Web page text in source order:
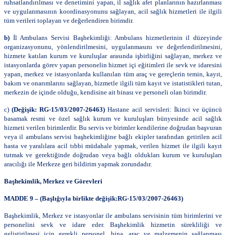
ruhsatlandırılması ve denetimini yapan, il sağlık afet planlarının hazırlanması
ve uygulanmasının koordinasyonunu sağlayan, acil sağlık hizmetleri ile ilgili
tüm verileri toplayan ve değerlendiren birimdir.
b) İl Ambulans Servisi Başhekimliği: Ambulans hizmetlerinin il düzeyinde
organizasyonunu, yönlendirilmesini, uygulanmasını ve değerlendirilmesini,
hizmete katılan kurum ve kuruluşlar arasında işbirliğini sağlayan, merkez ve
istasyonlarda görev yapan personelin hizmet içi eğitimleri ile sevk ve idaresini
yapan, merkez ve istasyonlarda kullanılan tüm araç ve gereçlerin temin, kayıt,
bakım ve onarımlarını sağlayan, hizmetle ilgili tüm kayıt ve istatistikleri tutan,
merkezin de içinde olduğu, kendisine ait binası ve personeli olan birimdir.
c)(Değişik: RG-15/03/2007-26463) Hastane acil servisleri: İkinci ve üçüncü
basamak resmi ve özel sağlık kurum ve kuruluşları bünyesinde acil sağlık
hizmeti verilen birimlerdir. Bu servis ve birimler kendilerine doğrudan başvuran
veya il ambulans servisi başhekimliğine bağlı ekipler tarafından getirilen acil
hasta ve yaralılara acil tıbbi müdahale yapmak, verilen hizmet ile ilgili kayıt
tutmak ve gerektiğinde doğrudan veya bağlı oldukları kurum ve kuruluşları
aracılığı ile Merkeze geri bildirim yapmak zorundadır.
Başhekimlik, Merkez ve Görevleri
MADDE 9 – (Başlığıyla birlikte değişik:RG-15/03/2007-26463)
Başhekimlik, Merkez ve istasyonlar ile ambulans servisinin tüm birimlerini ve
personelini sevk ve idare eder. Başhekimlik hizmetin sürekliliği ve